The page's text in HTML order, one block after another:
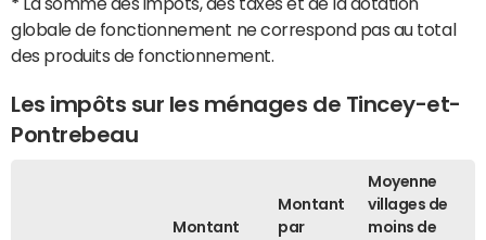
globale de fonctionnement ne correspond pas au total
des produits de fonctionnement.
Les impôts sur les ménages de Tincey-et-
Pontrebeau
Montant
Montant
par
Moyenne
villages de
moins de